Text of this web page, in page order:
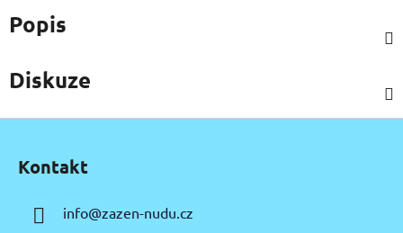
Popis
Diskuze
Kontakt
info@zazen-nudu.cz